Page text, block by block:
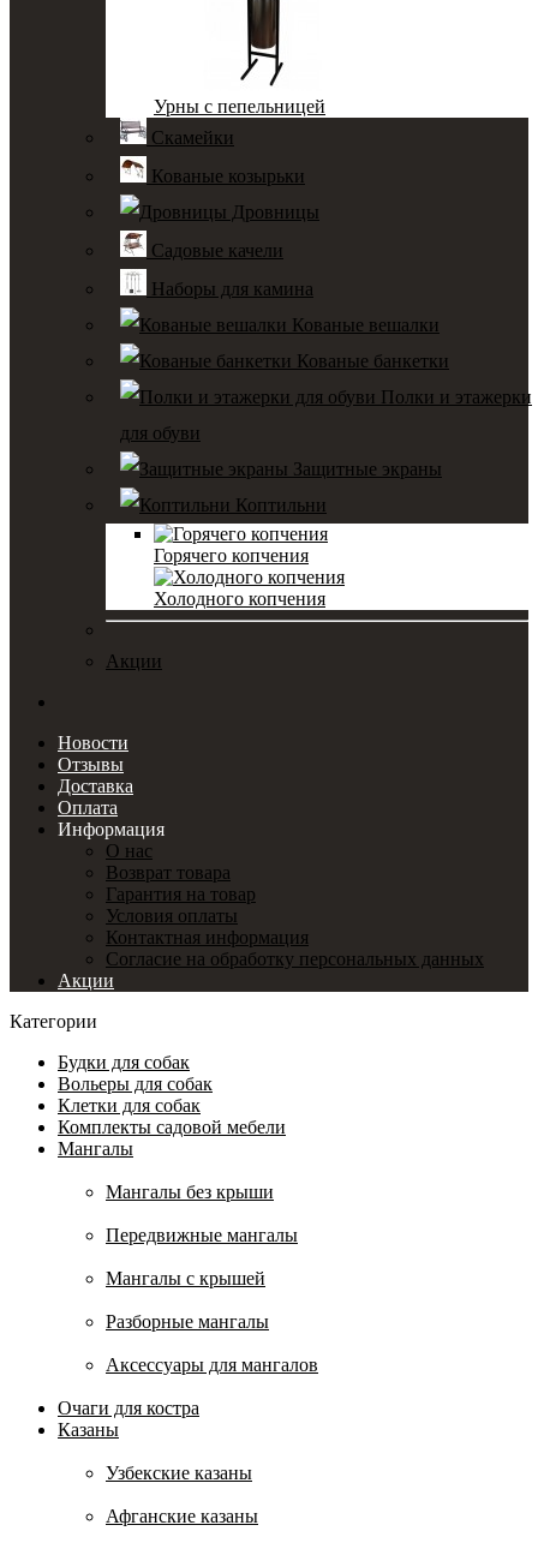
Урны с пепельницей
Скамейки
Кованые козырьки
Дровницы
Садовые качели
Наборы для камина
Кованые вешалки
Кованые банкетки
Полки и этажерки
для обуви
Защитные экраны
Коптильни
Горячего копчения
Холодного копчения
Акции
Новости
Отзывы
Доставка
Оплата
Информация
О нас
Возврат товара
Гарантия на товар
Условия оплаты
Контактная информация
Согласие на обработку персональных данных
Акции
Категории
Будки для собак
Вольеры для собак
Клетки для собак
Комплекты садовой мебели
Мангалы
Мангалы без крыши
Передвижные мангалы
Мангалы с крышей
Разборные мангалы
Аксессуары для мангалов
Очаги для костра
Казаны
Узбекские казаны
Афганские казаны